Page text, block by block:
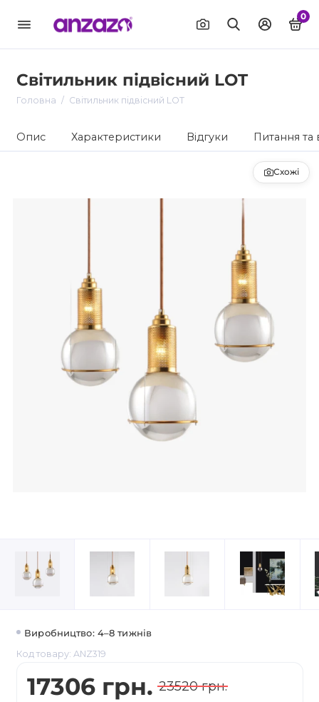
0
Світильник підвісний LOT
Головна Світильник підвісний LOT
Опис Характеристики Відгуки Питання та
Схожі
Виробництво: 4–8 тижнів
Код товару: ANZ319
17306 грн. 23520 грн.